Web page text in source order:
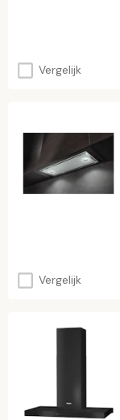
Vergelijk
Vergelijk